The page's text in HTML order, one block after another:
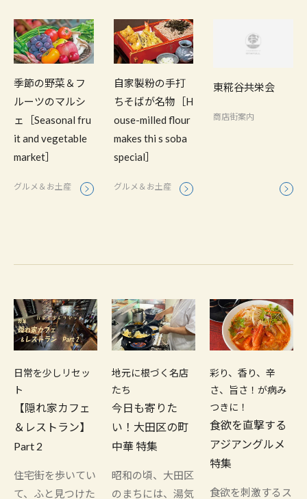
季節の野菜＆フ
ルーツのマルシ
ェ［Seasonal fru
it and vegetable
market］
グルメ＆お土産
自家製粉の手打
ちそばが名物［H
ouse-milled flour
makes thi s soba
special］
グルメ＆お土産
東糀谷共栄会
商店街案内
日常を少しリセッ
ト
【隠れ家カフェ
＆レストラン】
Part 2
住宅街を歩いてい
て、ふと見つけた
地元に根づく名店
たち
今日も寄りた
い！大田区の町
中華 特集
昭和の頃、大田区
のまちには、湯気
彩り、香り、辛
さ、旨さ！が病み
つきに！
食欲を直撃する
アジアングルメ
特集
食欲を刺激するス